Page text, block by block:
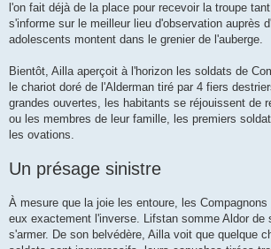
l'on fait déjà de la place pour recevoir la troupe
s'informe sur le meilleur lieu d'observation auprès
adolescents montent dans le grenier de l'auberge.
Bientôt, Ailla aperçoit à l'horizon les soldats de
le chariot doré de l'Alderman tiré par 4 fiers
grandes ouvertes, les habitants se réjouissent de
ou les membres de leur famille, les premiers
les ovations.
Un présage sinistre
À mesure que la joie les entoure, les
eux exactement l'inverse. Lifstan somme Aldor de
s'armer. De son belvédère, Ailla voit que quelque